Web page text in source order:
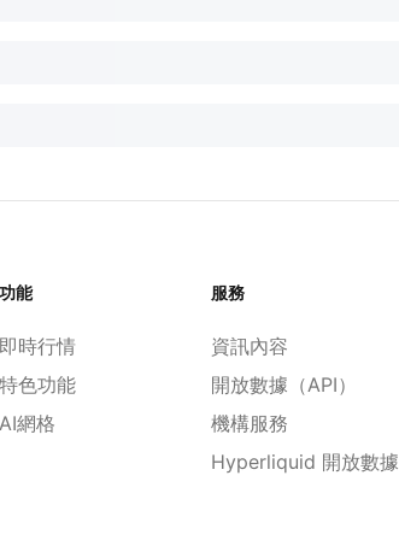
功能
即時行情
特色功能
AI網格
服務
資訊內容
開放數據（API）
機構服務
Hyperliquid 開放數據